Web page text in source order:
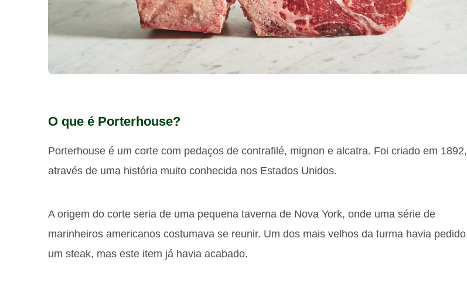
O que é Porterhouse?
Porterhouse é um corte com pedaços de contrafilé, mignon e alcatra. Foi criado em 1892,
através de uma história muito conhecida nos Estados Unidos.
A origem do corte seria de uma pequena taverna de Nova York, onde uma série de
marinheiros americanos costumava se reunir. Um dos mais velhos da turma havia pedido
um steak, mas este item já havia acabado.